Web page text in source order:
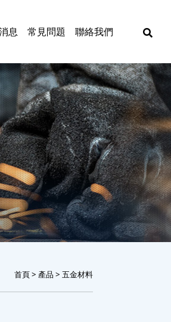
息 常見問題 聯絡我們
首頁> 產品 > 五金材料